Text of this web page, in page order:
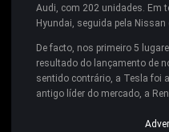
Audi, com 202 unidades. Em
Hyundai, seguida pela Nissan
De facto, nos primeiro 5
resultado do lançamento de
sentido contrário, a Tesla foi
antigo líder do mercado, a